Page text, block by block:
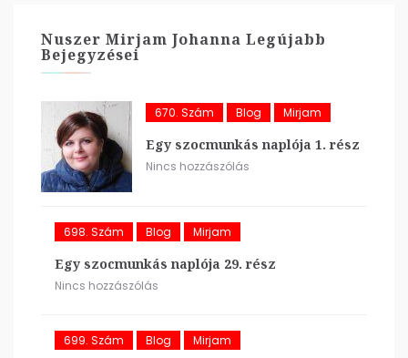
Nuszer Mirjam Johanna Legújabb
Bejegyzései
670. Szám Blog Mirjam
Egy szocmunkás naplója 1. rész
Nincs hozzászólás
698. Szám Blog Mirjam
Egy szocmunkás naplója 29. rész
Nincs hozzászólás
699. Szám Blog Mirjam